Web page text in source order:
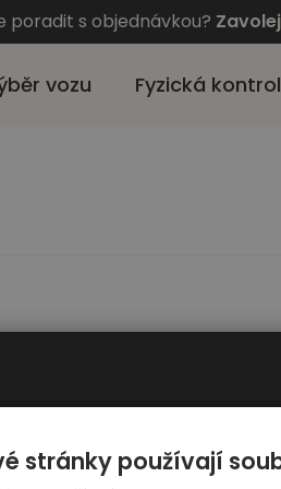
poradit s objednávkou?
vozu Fyzická
Výběr auta
stránky používají